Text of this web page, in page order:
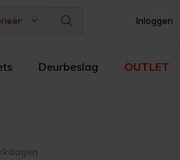
Inloggen
Deurbeslag OUTLET